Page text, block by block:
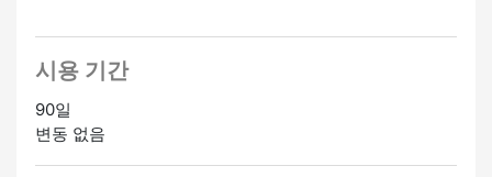
시용 기간
90일
변동 없음